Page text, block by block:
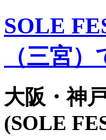
SOLE
（三宮
大阪・神
(SOLE